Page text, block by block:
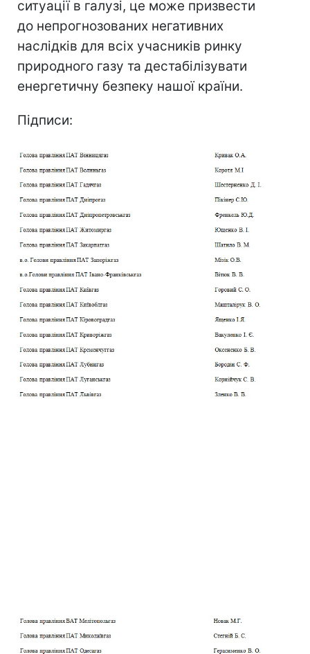
ситуації в галузі, це може призвести
до непрогнозованих негативних
наслідків для всіх учасників ринку
природного газу та дестабілізувати
енергетичну безпеку нашої країни.
Підписи: